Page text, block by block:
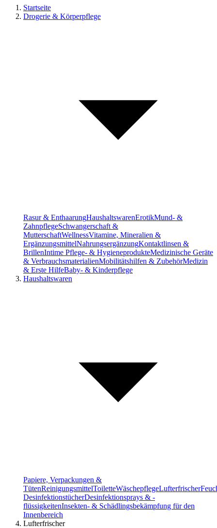
Startseite
Drogerie & Körperpflege
Rasur & EnthaarungHaushaltswarenErotikMund- &
ZahnpflegeSchwangerschaft &
MutterschaftWellnessVitamine, Mineralien &
ErgänzungsmittelNahrungsergänzungKontaktlinsen &
BrillenIntime Pflege- & HygieneprodukteMedizinische Geräte
& VerbrauchsmaterialienMobilitätshilfen & ZubehörMedizin
& Erste HilfeBaby- & Kinderpflege
Haushaltswaren
Papiere, Verpackungen &
TütenReinigungsmittelToiletteWäschepflegeLufterfrischer
DesinfektionstücherDesinfektionsprays & -
flüssigkeitenInsekten- & Schädlingsbekämpfung für den
Innenbereich
Lufterfrischer